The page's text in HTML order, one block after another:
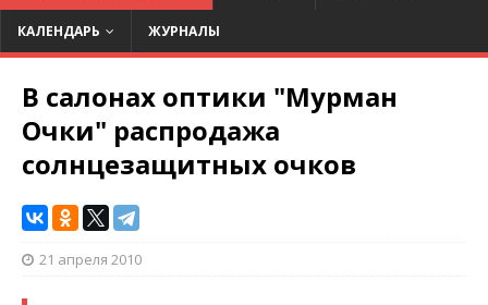
КАЛЕНДАРЬ ЖУРНАЛЫ
В салонах оптики "Мурман
Очки" распродажа
солнцезащитных очков
21 апреля 2010